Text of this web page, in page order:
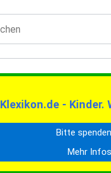
Klexikon.de - Kinder.
Bitte
Mehr Infos